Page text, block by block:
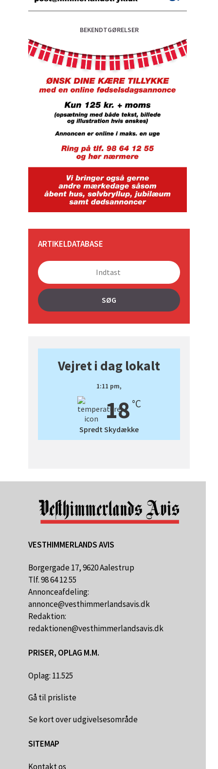
BEKENDTGØRELSER
ARTIKELDATABASE
SØG
Vejret i dag lokalt
1:11 pm,
18 °C
Spredt Skydække
VESTHIMMERLANDS AVIS
Borgergade 17, 9620 Aalestrup
Tlf. 98 64 12 55
Annonceafdeling:
annonce@vesthimmerlandsavis.dk
Redaktion:
redaktionen@vesthimmerlandsavis.dk
PRISER, OPLAG M.M.
Oplag: 11.525
Gå til prisliste
Se kort over udgivelsesområde
SITEMAP
Kontakt os